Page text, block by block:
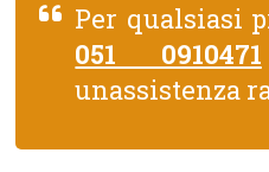
Per qualsiasi
051 0910471
unassistenza